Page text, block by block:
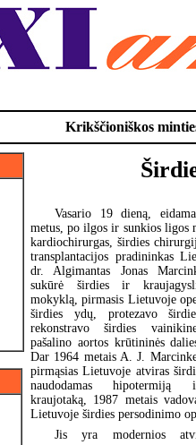
Krikščioniškos
Vasario 19 dieną,
metus, po ilgos ir sunkios ligos
kardiochirurgas, širdies
transplantacijos pradininkas
dr. Algimantas Jonas
sukūrė širdies ir
mokyklą, pirmasis Lietuvoje
širdies ydų, protezavo
rekonstravo širdies
pašalino aortos krūtininės
Dar 1964 metais A. J.
pirmąsias Lietuvoje atviras
naudodamas
kraujotaką, 1987 metais
Lietuvoje širdies persodinimo
Jis yra modernios